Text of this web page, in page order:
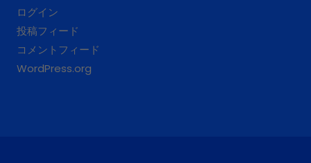
ログイン
投稿フィード
コメントフィード
WordPress.org